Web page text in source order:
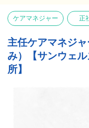
https://x.gd/hLG1r6
【リハビリ職】
【サービス提供責任者】
https://x.gd/PyL18
【施設事務】
https://x.gd/EH417
住所：西東京市芝久保町
✅️説明会に参加して
挑戦したいというワクワ
✅️働き方、大変だったこ
入社後のことが具体的
✅️パーキンソン病の知識
研修が充実しているこ
✅️会社が求めている人物
面接の際に参考にでき
説明会では求人情報には
✨一般的な介護施設との
✨パーキンソン病の知識
ケアマネジャー 正
主任ケアマネジ
み）【サンウェ
所】